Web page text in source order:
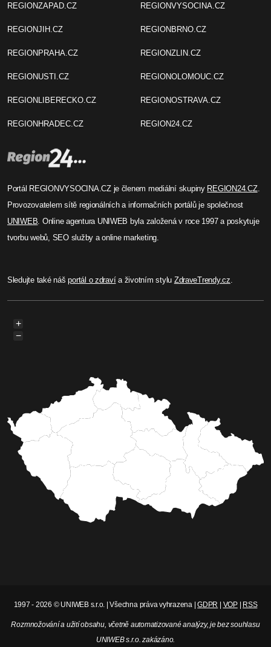
REGIONZAPAD.CZ
REGIONJIH.CZ
REGIONPRAHA.CZ
REGIONUSTI.CZ
REGIONLIBERECKO.CZ
REGIONHRADEC.CZ
REGIONVYSOCINA.CZ
REGIONBRNO.CZ
REGIONZLIN.CZ
REGIONOLOMOUC.CZ
REGIONOSTRAVA.CZ
REGION24.CZ
Portál REGIONVYSOCINA.CZ je členem mediální skupiny REGION24.CZ.
Provozovatelem sítě regionálních a informačních portálů je společnost
UNIWEB . Online agentura UNIWEB byla založená v roce 1997 a poskytuje
tvorbu webů, SEO služby a online marketing.
Sledujte také nášportál o zdravía životním stylu ZdraveTrendy.cz
+
−
1997 - 2026 © UNIWEB s.r.o. | Všechna práva vyhrazena |GDPR | VOP| RSS
Rozmnožování a užití obsahu, včetně automatizované analýzy, je bez souhlasu
UNIWEB s.r.o. zakázáno.